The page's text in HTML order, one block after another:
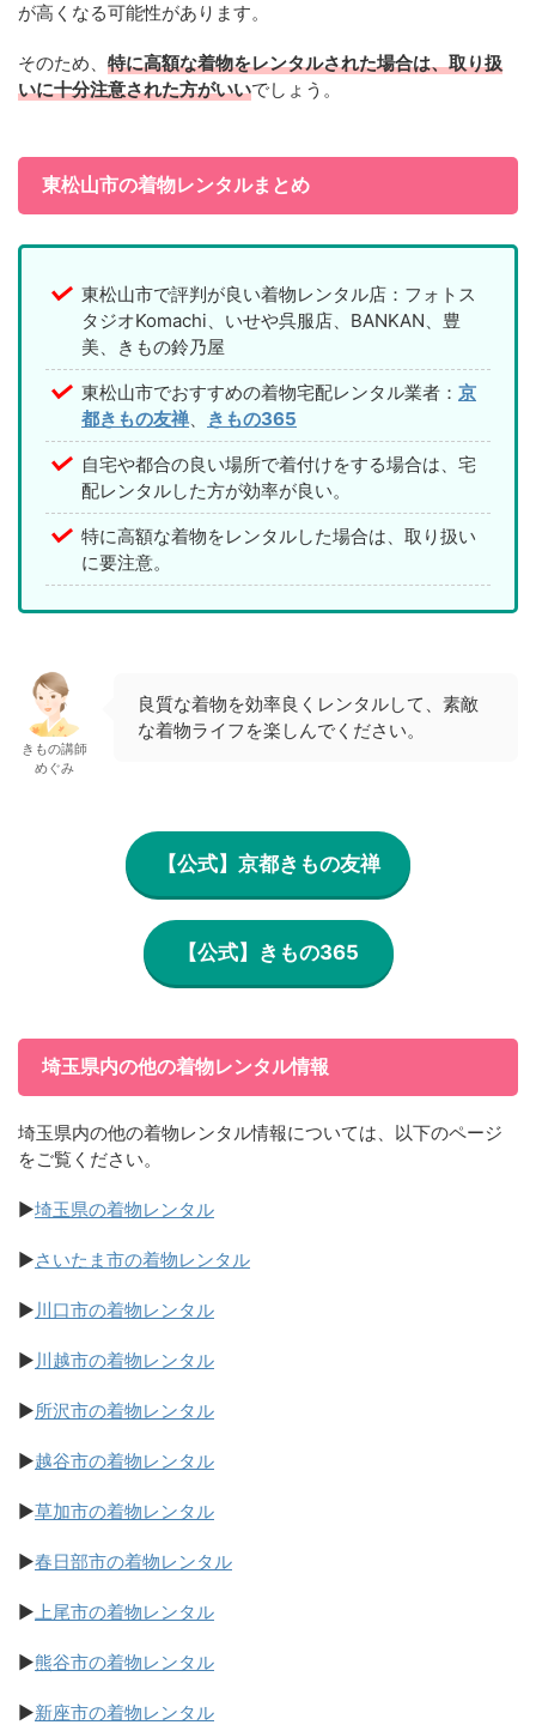
が高くなる可能性があります。
そのため、 特に高額な着物をレンタルされた場合は、取り扱
いに十分注意された方がいいでしょう。
東松山市の着物レンタルまとめ
東松山市で評判が良い着物レンタル店：フォトス
タジオKomachi、いせや呉服店、BANKAN、豊
美、きもの鈴乃屋
東松山市でおすすめの着物宅配レンタル業者： 京
都きもの友禅
きもの365
自宅や都合の良い場所で着付けをする場合は、宅
配レンタルした方が効率が良い。
特に高額な着物をレンタルした場合は、取り扱い
に要注意。
きもの講師
めぐみ
良質な着物を効率良くレンタルして、素敵
な着物ライフを楽しんでください。
【公式】京都きもの友禅
【公式】きもの365
埼玉県内の他の着物レンタル情報
埼玉県内の他の着物レンタル情報については、以下のページ
をご覧ください。
▶埼玉県の着物レンタル
▶さいたま市の着物レンタル
▶川口市の着物レンタル
▶川越市の着物レンタル
▶所沢市の着物レンタル
▶越谷市の着物レンタル
▶草加市の着物レンタル
▶春日部市の着物レンタル
▶上尾市の着物レンタル
▶熊谷市の着物レンタル
▶新座市の着物レンタル